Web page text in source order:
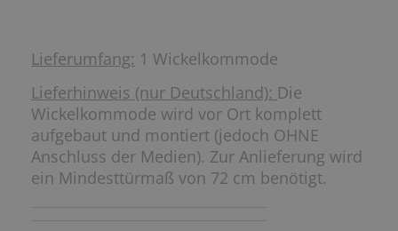
Lieferumfang: 1 Wickelkommode
Lieferhinweis (nur Deutschland): Die
Wickelkommode wird vor Ort komplett
aufgebaut und montiert (jedoch OHNE
Anschluss der Medien). Zur Anlieferung wird
ein Mindesttürmaß von 72 cm benötigt.